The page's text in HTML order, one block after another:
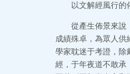
以文解經風行的
從產生佈景來說
成績殊卓，為眾人供
學家耽迷于考證，除
經，于年夜道不敢承